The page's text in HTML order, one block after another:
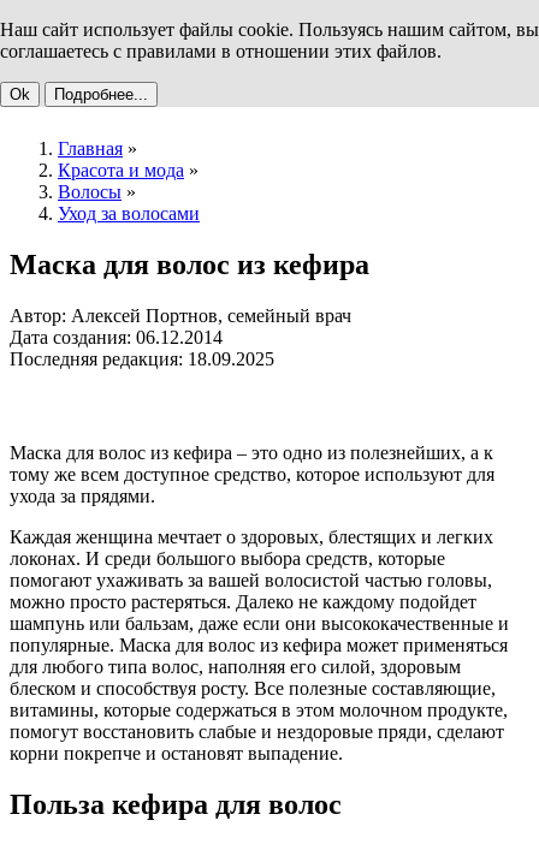
Наш сайт использует файлы cookie. Пользуясь нашим сайтом, вы
соглашаетесь с правилами в отношении этих файлов.
Ok Подробнее...
Главная »
Красота и мода »
Волосы »
Уход за волосами
Маска для волос из кефира
Автор: Алексей Портнов, семейный врач
Дата создания: 06.12.2014
Последняя редакция: 18.09.2025
Маска для волос из кефира – это одно из полезнейших, а к
тому же всем доступное средство, которое используют для
ухода за прядями.
Каждая женщина мечтает о здоровых, блестящих и легких
локонах. И среди большого выбора средств, которые
помогают ухаживать за вашей волосистой частью головы,
можно просто растеряться. Далеко не каждому подойдет
шампунь или бальзам, даже если они высококачественные и
популярные. Маска для волос из кефира может применяться
для любого типа волос, наполняя его силой, здоровым
блеском и способствуя росту. Все полезные составляющие,
витамины, которые содержаться в этом молочном продукте,
помогут восстановить слабые и нездоровые пряди, сделают
корни покрепче и остановят выпадение.
Польза кефира для волос